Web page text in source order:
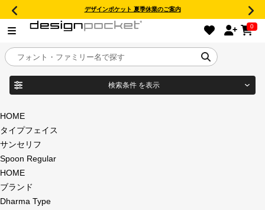
デザインポケット 夏季休業のご案内
0
目的別フォントガイド
特集
おすすめ
年間ライセンス商品
検索条件 を表示
商品名
HOME
タイプフェイス
サンセリフ
Spoon Regular
HOME
ブランド
Dharma Type